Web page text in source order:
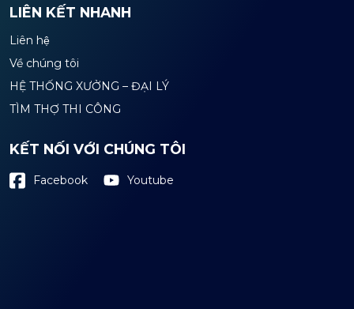
LIÊN KẾT NHANH
Liên hệ
Về chúng tôi
HỆ THỐNG XƯỞNG – ĐẠI LÝ
TÌM THỢ THI CÔNG
KẾT NỐI VỚI CHÚNG TÔI
Facebook Youtube